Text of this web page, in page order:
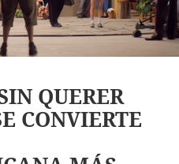
QUERER
CONVIERTE